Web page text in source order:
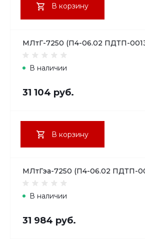
В корзину
МЛтГ-7250 (П4-06.02 ПДТП-
В наличии
31 104 руб.
В корзину
МЛтГэа-7250 (П4-06.02 ПДТП-
В наличии
31 984 руб.